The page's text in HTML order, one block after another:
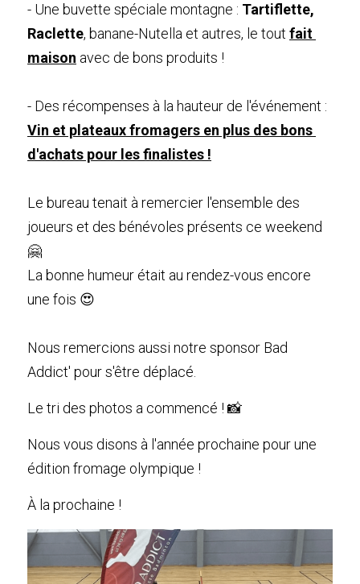
- Une buvette spéciale montagne : Tartiflette,
Raclette, banane-Nutella et autres, le tout fait
maison avec de bons produits !
Vin et plateaux fromagers en plus des bons
d'achats pour les finalistes !
Le bureau tenait à remercier l'ensemble des
joueurs et des bénévoles présents ce weekend
🤗
La bonne humeur était au rendez-vous encore
une fois 😍
Nous remercions aussi notre sponsor Bad
Addict' pour s'être déplacé.
Le tri des photos a commencé ! 📸
Nous vous disons à l'année prochaine pour une
édition fromage olympique !
À la prochaine !